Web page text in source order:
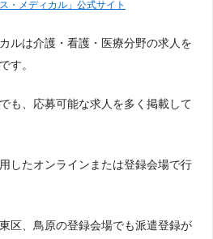
・メディカル」公式サイト
ルは介護・看護・医療分野の求人を
す。
も、応募可能な求人を多く掲載して
したオンラインまたは登録会場で行
区、鳥原の登録会場でも派遣登録が